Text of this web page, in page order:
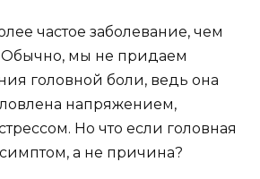
частое заболевание, чем
мы не придаем
головной боли, ведь она
напряжением,
Но что если головная
а не причина?